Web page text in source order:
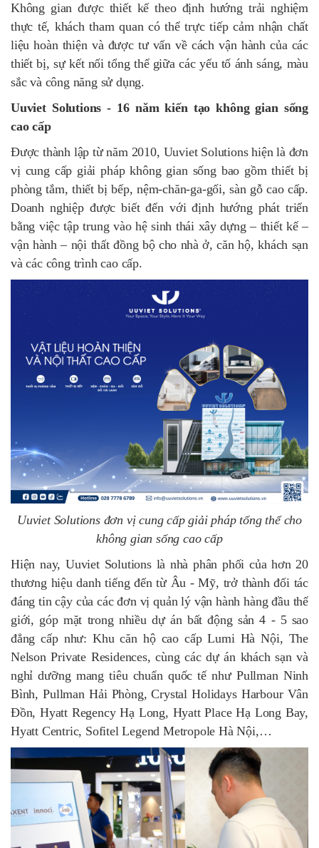
Không gian được thiết kế theo định hướng trải nghiệm
thực tế, khách tham quan có thể trực tiếp cảm nhận chất
liệu hoàn thiện và được tư vấn về cách vận hành của các
thiết bị, sự kết nối tổng thể giữa các yếu tố ánh sáng, màu
sắc và công năng sử dụng.
Uuviet Solutions - 16 năm kiến tạo không gian sống
cao cấp
Được thành lập từ năm 2010, Uuviet Solutions hiện là đơn
vị cung cấp giải pháp không gian sống bao gồm thiết bị
phòng tắm, thiết bị bếp, nệm-chăn-ga-gối, sàn gỗ cao cấp.
Doanh nghiệp được biết đến với định hướng phát triển
bằng việc tập trung vào hệ sinh thái xây dựng – thiết kế –
vận hành – nội thất đồng bộ cho nhà ở, căn hộ, khách sạn
và các công trình cao cấp.
Uuviet Solutions đơn vị cung cấp giải pháp tổng thể cho
không gian sống cao cấp
Hiện nay, Uuviet Solutions là nhà phân phối của hơn 20
thương hiệu danh tiếng đến từ Âu - Mỹ, trở thành đối tác
đáng tin cậy của các đơn vị quản lý vận hành hàng đầu thế
giới, góp mặt trong nhiều dự án bất động sản 4 - 5 sao
đẳng cấp như: Khu căn hộ cao cấp Lumi Hà Nội, The
Nelson Private Residences, cùng các dự án khách sạn và
nghỉ dưỡng mang tiêu chuẩn quốc tế như Pullman Ninh
Bình, Pullman Hải Phòng, Crystal Holidays Harbour Vân
Đồn, Hyatt Regency Hạ Long, Hyatt Place Hạ Long Bay,
Hyatt Centric, Sofitel Legend Metropole Hà Nội,…